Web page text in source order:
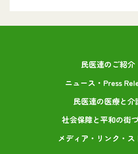
民医連のご紹介
ニュース・Press
民医連の医療と介
社会保障と平和の街
メディア・リンク・ス